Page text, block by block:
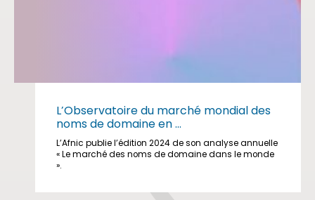
L’Observatoire du marché mondial des
noms de domaine en ...
L’Afnic publie l’édition 2024 de son analyse annuelle
« Le marché des noms de domaine dans le monde
».